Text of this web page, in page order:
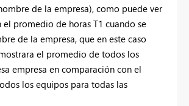
de la empresa), como puede ver
el promedio de horas T1 cuando se
de la empresa, que en este caso
el promedio de todos los
empresa en comparación con el
los equipos para todas las